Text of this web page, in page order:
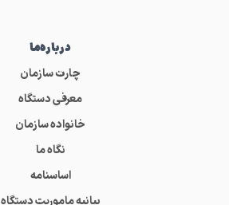
درباره‌ما
چارت سازمان
معرفی دستگاه
خانواده سازمان
نگاه ما
اساسنامه
بیانیه ماموریت دستگاه